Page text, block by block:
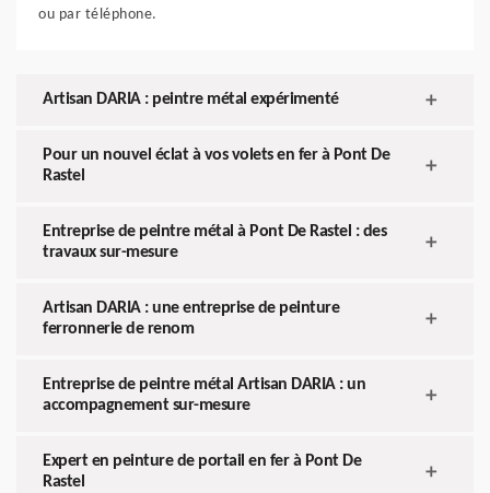
ou par téléphone.
Artisan DARIA : peintre métal expérimenté
Pour un nouvel éclat à vos volets en fer à Pont De
Rastel
Entreprise de peintre métal à Pont De Rastel : des
travaux sur-mesure
Artisan DARIA : une entreprise de peinture
ferronnerie de renom
Entreprise de peintre métal Artisan DARIA : un
accompagnement sur-mesure
Expert en peinture de portail en fer à Pont De
Rastel